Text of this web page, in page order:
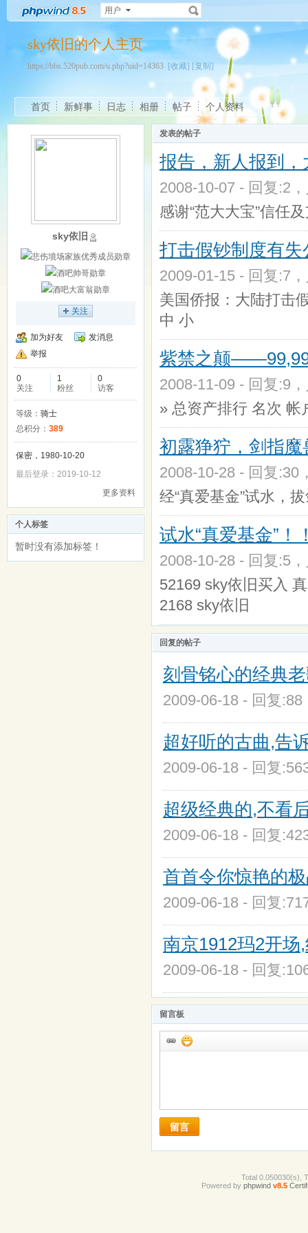
用户
sky依旧的个人主页
https://bbs.520pub.com/u.php?uid=14363 [收藏] [复制]
首页 新鲜事 日志 相册 帖子 个人资料
sky依旧
关注
加为好友
发消息
举报
0
关注
1
粉丝
0
访客
等级： 骑士
总积分： 389
保密，1980-10-20
最后登录：2019-10-12
更多资料
个人标签
暂时没有添加标签！
发表的帖子
报告，新人报到
2008-10-07 - 回复:2
感谢“范大大宝”信任
打击假钞制度有失
2009-01-15 - 回复:7
美国侨报：大陆打击
中 小
紫禁之颠
2008-11-09 - 回复:9
» 总资产排行 名
初露狰狞，剑指魔
2008-10-28 - 回复:30
经“真爱基金”试水，
试水“真爱基金”！
2008-10-28 - 回复:5
52169 sky依旧买入
2168 sky依旧
回复的帖子
刻骨铭心的经典
2009-06-18 - 回复
超好听的古曲,告
2009-06-18 - 回复
超级经典的,不看
2009-06-18 - 回复
首首令你惊艳的
2009-06-18 - 回复
南京1912玛2开场
2009-06-18 - 回复
留言板
留言
Total 0.050030(s),
Powered by phpwind v8.5